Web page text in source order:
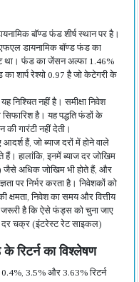
बॉण्ड फंड शीर्ष स्थान पर है।
डायनामिक बॉण्ड फंड का
था। फंड का जेंसन अल्फा 1.46%
शार्प रेश्यो 0.97 है जो केटेगरी के
निश्चित नहीं है। समीक्षा निवेश
है। यह पद्धति फंडों के
गारंटी नहीं देती।
हैं, जो ब्याज दरों में होने वाले
हैं। हालांकि, इनमें ब्याज दर जोखिम
जैसे अधिक जोखिम भी होते हैं, और
पर निर्भर करता है। निवेशकों को
निवेश का समय और वित्तीय
जरूरी है कि ऐसे फंड्स को चुना जाए
दर चक्र (इंटरेस्ट रेट साइकल)
रिटर्न का विश्लेषण
3.5% और 3.63% रिटर्न